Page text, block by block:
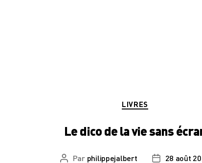
Catégories
LIVRES
Le dico de la vie sans
Auteur
Par philippejalbert
Date28 août